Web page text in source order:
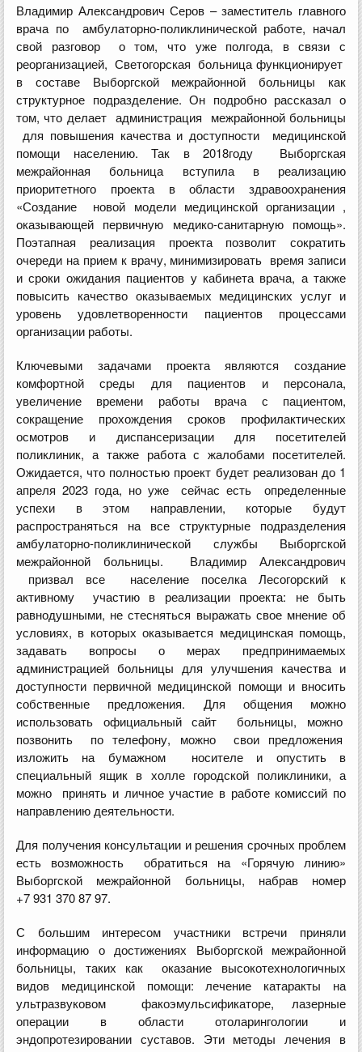
Владимир Александрович Серов – заместитель главного
врача по амбулаторно-поликлинической работе, начал
свой разговор о том, что уже полгода, в связи с
реорганизацией, Светогорская больница функционирует
в составе Выборгской межрайонной больницы как
структурное подразделение. Он подробно рассказал о
том, что делает администрация межрайонной больницы
для повышения качества и доступности медицинской
помощи населению. Так в 2018году Выборгская
межрайонная больница вступила в реализацию
приоритетного проекта в области здравоохранения
«Создание новой модели медицинской организации ,
оказывающей первичную медико-санитарную помощь».
Поэтапная реализация проекта позволит сократить
очереди на прием к врачу, минимизировать время записи
и сроки ожидания пациентов у кабинета врача, а также
повысить качество оказываемых медицинских услуг и
уровень удовлетворенности пациентов процессами
организации работы.
Ключевыми задачами проекта являются создание
комфортной среды для пациентов и персонала,
увеличение времени работы врача с пациентом,
сокращение прохождения сроков профилактических
осмотров и диспансеризации для посетителей
поликлиник, а также работа с жалобами посетителей.
Ожидается, что полностью проект будет реализован до 1
апреля 2023 года, но уже сейчас есть определенные
успехи в этом направлении, которые будут
распространяться на все структурные подразделения
амбулаторно-поликлинической службы Выборгской
межрайонной больницы. Владимир Александрович
призвал все население поселка Лесогорский к
активному участию в реализации проекта: не быть
равнодушными, не стесняться выражать свое мнение об
условиях, в которых оказывается медицинская помощь,
задавать вопросы о мерах предпринимаемых
администрацией больницы для улучшения качества и
доступности первичной медицинской помощи и вносить
собственные предложения. Для общения можно
использовать официальный сайт больницы, можно
позвонить по телефону, можно свои предложения
изложить на бумажном носителе и опустить в
специальный ящик в холле городской поликлиники, а
можно принять и личное участие в работе комиссий по
направлению деятельности.
Для получения консультации и решения срочных проблем
есть возможность обратиться на «Горячую линию»
Выборгской межрайонной больницы, набрав номер
+7 931 370 87 97.
С большим интересом участники встречи приняли
информацию о достижениях Выборгской межрайонной
больницы, таких как оказание высокотехнологичных
видов медицинской помощи: лечение катаракты на
ультразвуковом факоэмульсификаторе, лазерные
операции в области отоларингологии и
эндопротезировании суставов. Эти методы лечения в